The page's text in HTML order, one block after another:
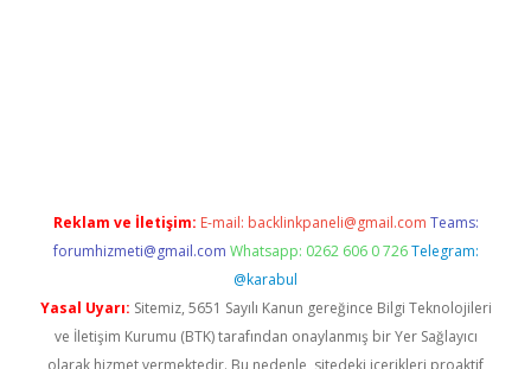
Reklam ve İletişim: E-mail: backlinkpaneli@gmail.com Teams:
forumhizmeti@gmail.com Whatsapp: 0262 606 0 726 Telegram:
@karabul
Yasal Uyarı: Sitemiz, 5651 Sayılı Kanun gereğince Bilgi Teknolojileri
ve İletişim Kurumu (BTK) tarafından onaylanmış bir Yer Sağlayıcı
olarak hizmet vermektedir. Bu nedenle, sitedeki içerikleri proaktif